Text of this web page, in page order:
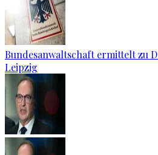
Bundesanwaltschaft ermittelt zu
Leipzig